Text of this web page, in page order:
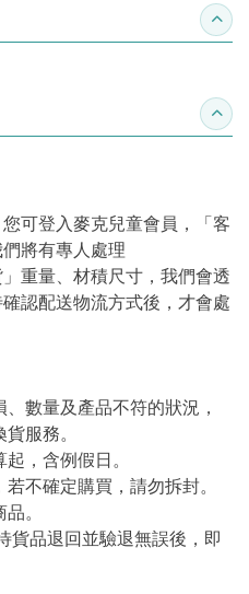
收合
收合
可登入麥克兒童會員，「客
將有專人處理
重量、材積尺寸，我們會透
認配送物流方式後，才會處
數量及產品不符的狀況，
服務。
，含例假日。
不確定購買，請勿拆封。
。
貨品退回並驗退無誤後，即